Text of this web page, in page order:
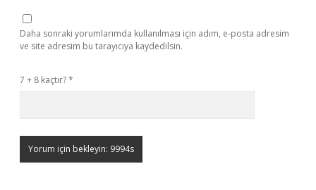
Daha sonraki yorumlarımda kullanılması için adım, e-posta adresim
ve site adresim bu tarayıcıya kaydedilsin.
7 + 8 kaçtır?*